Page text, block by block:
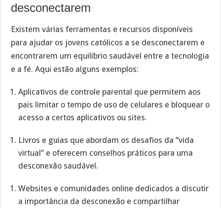
desconectarem
Existem várias ferramentas e recursos disponíveis
para ajudar os jovens católicos a se desconectarem e
encontrarem um equilíbrio saudável entre a tecnologia
e a fé. Aqui estão alguns exemplos:
Aplicativos de controle parental que permitem aos
pais limitar o tempo de uso de celulares e bloquear o
acesso a certos aplicativos ou sites.
Livros e guias que abordam os desafios da “vida
virtual” e oferecem conselhos práticos para uma
desconexão saudável.
Websites e comunidades online dedicados a discutir
a importância da desconexão e compartilhar